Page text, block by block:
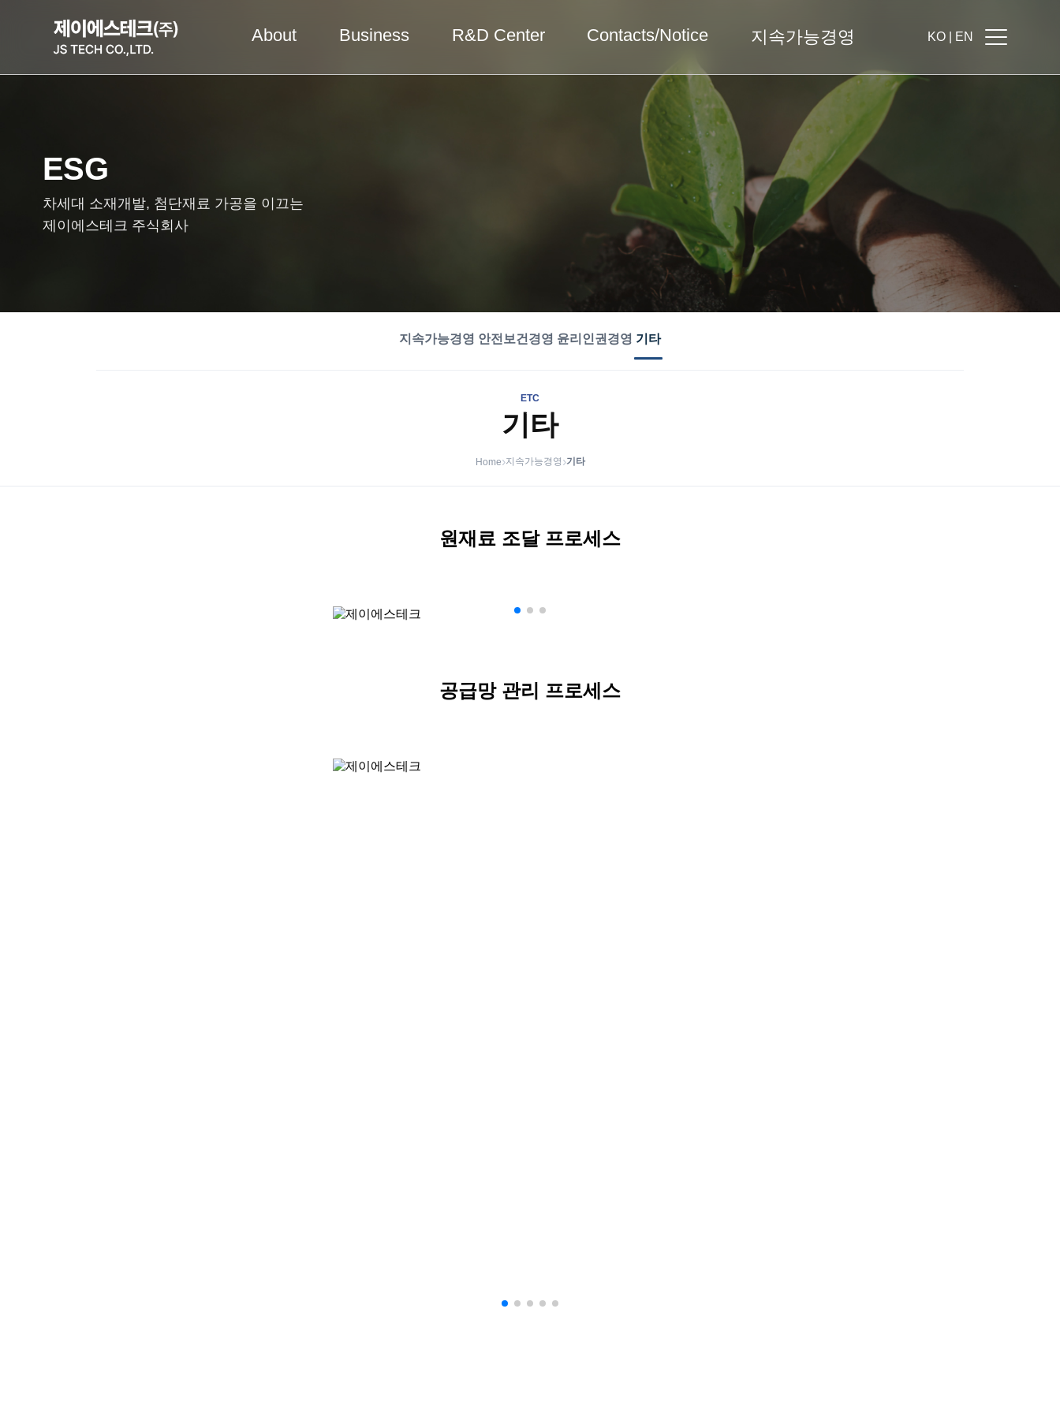
About Business R&D Center Contacts/Notice 지속가능경영 KO | EN
ESG
차세대 소재개발, 첨단재료 가공을 이끄는
제이에스테크 주식회사
지속가능경영 안전보건경영 윤리인권경영 기타
ETC
기타
Home›지속가능경영 ›기타
원재료 조달 프로세스
공급망 관리 프로세스